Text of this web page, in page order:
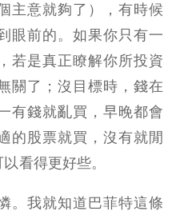
主意就夠了），有時候
眼前的。如果你只有一
若是真正瞭解你所投資
關了；沒目標時，錢在
有錢就亂買，早晚都會
的股票就買，沒有就閒
看得更好些。
。我就知道巴菲特這條